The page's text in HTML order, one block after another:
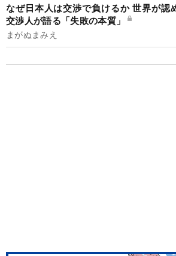
なぜ日本人は交渉で負けるか 世界が認
交渉人が語る「失敗の本質」
まがぬまみえ